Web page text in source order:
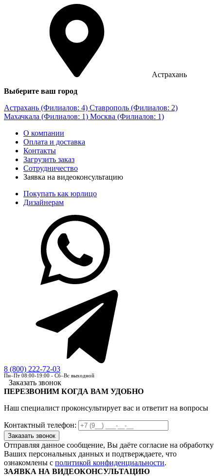
Астрахань
Выберите ваш город
Астрахань (Филиалов: 4) Ставрополь (Филиалов: 2)
Махачкала (Филиалов: 1) Москва (Филиалов: 1)
О компании
Оплата и доставка
Контакты
Загрузить заказ
Сотрудничество
Заявка на видеоконсультацию
Покупать как юрлицо
Дизайнерам
8 (800) 222-72-03
Пн–Пт 08:00-19:00 - Сб–Вс выходной
Заказать звонок
ПЕРЕЗВОНИМ КОГДА ВАМ УДОБНО
Наш специалист проконсультирует вас и ответит на вопросы
Контактный телефон:
Отправляя данное сообщение, Вы даёте согласие на обработку
Ваших персональных данных и подтверждаете, что
ознакомлены с политикой конфиденциальности.
ЗАЯВКА НА ВИДЕОКОНСУЛЬТАЦИЮ